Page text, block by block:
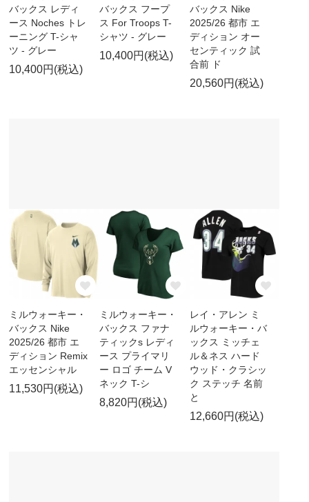
バックス レディ
ース Noches トレ
ーニング T-シャ
ツ - グレー
10,400円(税込)
バックス フープ
ス For Troops T-
シャツ - グレー
10,400円(税込)
バックス Nike
2025/26 都市 エ
ディション オー
センティック 試
合前 ド
20,560円(税込)
ミルウォーキー・
バックス Nike
2025/26 都市 エ
ディション Remix
エッセンシャル
11,530円(税込)
ミルウォーキー・
バックス ファナ
ティックs レディ
ース プライマリ
ー ロゴ チーム V
ネック T-シ
8,820円(税込)
レイ・アレン ミ
ルウォーキー・バ
ックス ミッチェ
ル＆ネス ハード
ウッド・クラシッ
ク ステッチ 名前
と
12,660円(税込)